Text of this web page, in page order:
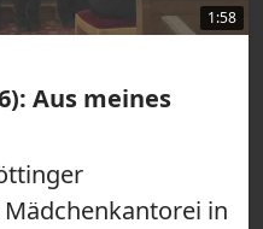
1:58
Aus meines
in